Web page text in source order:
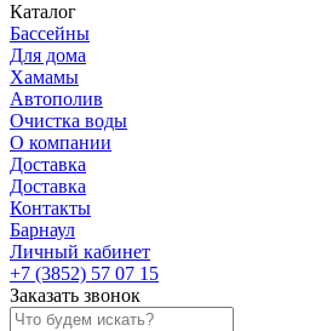
Каталог
Бассейны
Для дома
Хамамы
Автополив
Очистка воды
О компании
Доставка
Доставка
Контакты
Барнаул
Личный кабинет
+7 (3852) 57 07 15
Заказать звонок